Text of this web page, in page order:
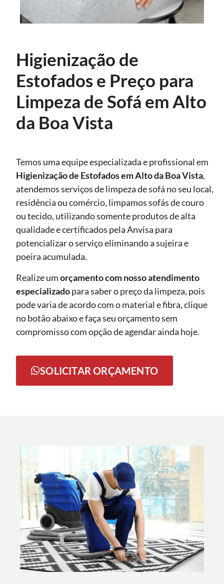
Higienização de
Estofados e Preço para
Limpeza de Sofá em Alto
da Boa Vista
Temos uma equipe especializada e profissional em
Higienização de Estofadosem Alto da Boa Vista,
atendemos serviços de limpeza de sofá no seu local,
residência ou comércio, limpamos sofás de couro
ou tecido, utilizando somente produtos de alta
qualidade e certificados pela Anvisa para
potencializar o serviço eliminando a sujeira e
poeira acumulada.
Realize umorçamento com nosso atendimento
especializadopara saber o preço da limpeza, pois
pode varia de acordo com o material e fibra, clique
no botão abaixo e faça seu orçamento sem
compromisso com opção de agendar ainda hoje.
SOLICITAR ORÇAMENTO